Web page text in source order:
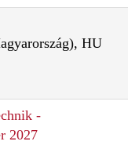
HU
-
2027